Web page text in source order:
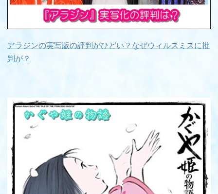
アラジンの実写版の評判がひどい？なぜウィルスミスに批
判が？